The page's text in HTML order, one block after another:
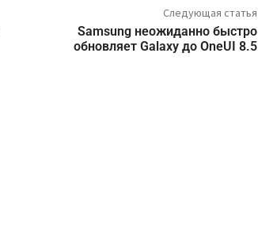
Следующая статья
Samsung неожиданно быстро
обновляет Galaxy до OneUI 8.5